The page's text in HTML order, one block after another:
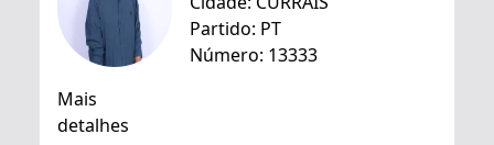
Partido: PT
Número: 13333
Mais
detalhes